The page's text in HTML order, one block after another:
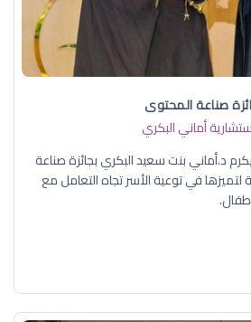
صناعة المحتوى
أماني البكري
د.أماني بنت سعيد البكري بجائزة صناعة
لتميزها في توعية الأسر تجاه التعامل مع